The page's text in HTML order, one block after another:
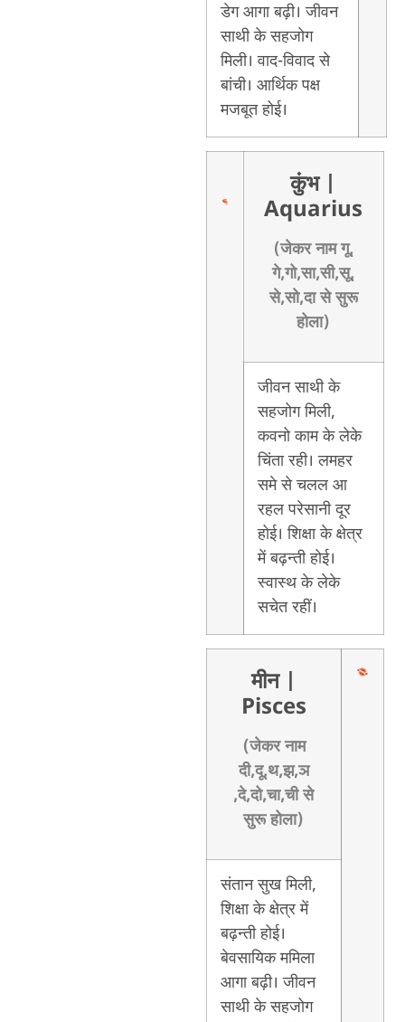
डेग आगा बढ़ी। जीवन
साथी के सहजोग
मिली। वाद-विवाद से
बांची। आर्थिक पक्ष
मजबूत होई।
कुंभ
Aquarius
(जेकर नाम गू,
गे,गो,सा,सी,सू,
से,सो,दा से सुरू
होला)
जीवन साथी के
सहजोग मिली,
कवनो काम के लेके
चिंता रही। लमहर
समे से चलल आ
रहल परेसानी दूर
होई। शिक्षा के क्षेत्र
में बढ़न्ती होई।
स्वास्थ के लेके
सचेत रहीं।
मीन
Pisces
(जेकर नाम
दी,दू,थ,झ,ञ
,दे,दो,चा,ची से
सुरू होला)
संतान सुख मिली,
शिक्षा के क्षेत्र में
बढ़न्ती होई।
बेवसायिक ममिला
आगा बढ़ी। जीवन
साथी के सहजोग